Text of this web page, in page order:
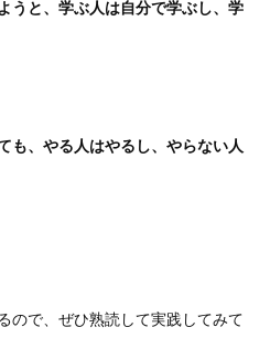
うと、学ぶ人は自分で学ぶし、学
も、やる人はやるし、やらない人
ので、ぜひ熟読して実践してみて